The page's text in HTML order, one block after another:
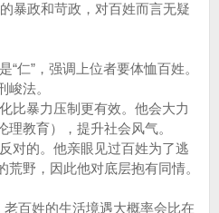
暴政和苛政，对百姓而言无疑
“仁”，强调上位者要体恤百姓。
法。
比暴力压制更有效。他会大力
教育），提升社会风气。
对的。他亲眼见过百姓为了逃
野，因此他对底层抱有同情。
老百姓的生活境遇大概率会比在